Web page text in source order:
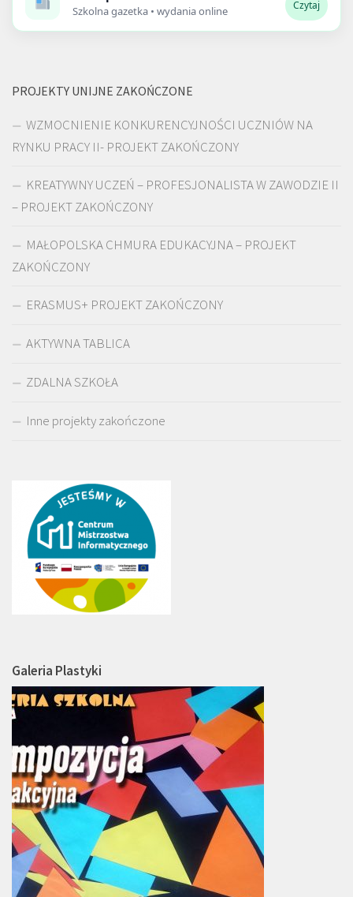
Szkolna gazetka • wydania online Czytaj
PROJEKTY UNIJNE ZAKOŃCZONE
WZMOCNIENIE KONKURENCYJNOŚCI UCZNIÓW NA
RYNKU PRACY II- PROJEKT ZAKOŃCZONY
KREATYWNY UCZEŃ – PROFESJONALISTA W ZAWODZIE II
– PROJEKT ZAKOŃCZONY
MAŁOPOLSKA CHMURA EDUKACYJNA – PROJEKT
ZAKOŃCZONY
ERASMUS+ PROJEKT ZAKOŃCZONY
AKTYWNA TABLICA
ZDALNA SZKOŁA
Inne projekty zakończone
Galeria Plastyki